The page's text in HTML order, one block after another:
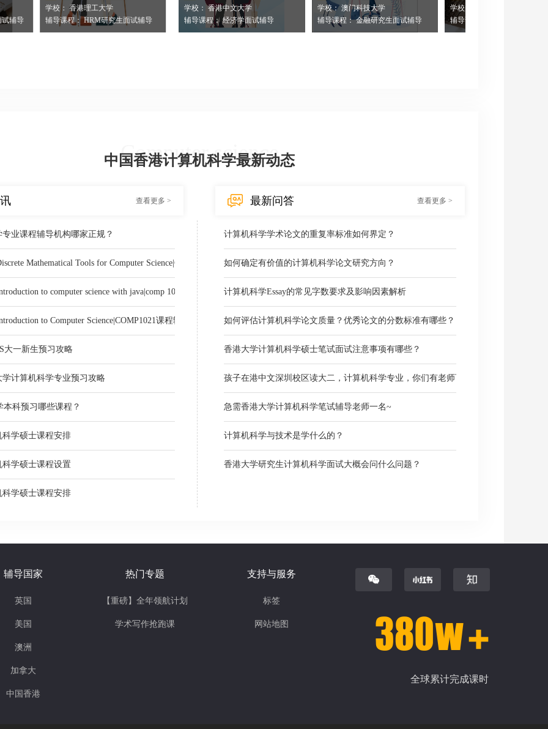
学校： 香港理工大学
辅导课程： HRM研究生面试辅导
学校： 香港中文大学
辅导课程： 经济学面试辅导
学校： 澳门科技大学
辅导课程： 金融研究生面试辅导
学校： 香港大学
辅导课程： 统计学研究生面试辅导
Computer science
中国香港计算机科学最新动态
查看更多 >
业课程辅导机构哪家正规？
Mathematical Tools for Computer Science|COMP2711课程辅导
to computer science with java|comp 1022P课程辅导
to Computer Science|COMP1021课程辅导
大一新生预习攻略
学计算机科学专业预习攻略
科预习哪些课程？
学硕士课程安排
学硕士课程设置
学硕士课程安排
最新问答 查看更多 >
计算机科学学术论文的重复率标准如何界定？
如何确定有价值的计算机科学论文研究方向？
计算机科学Essay的常见字数要求及影响因素解析
如何评估计算机科学论文质量？优秀论文的分数标准有哪些？
香港大学计算机科学硕士笔试面试注意事项有哪些？
孩子在港中文深圳校区读大二，计算机科学专业，你们有老师可以辅导吗？
急需香港大学计算机科学笔试辅导老师一名~
计算机科学与技术是学什么的？
香港大学研究生计算机科学面试大概会问什么问题？
辅导国家
英国
美国
澳洲
加拿大
中国香港
热门专题
【重磅】全年领航计划
学术写作抢跑课
支持与服务
标签
网站地图
全球累计完成课时